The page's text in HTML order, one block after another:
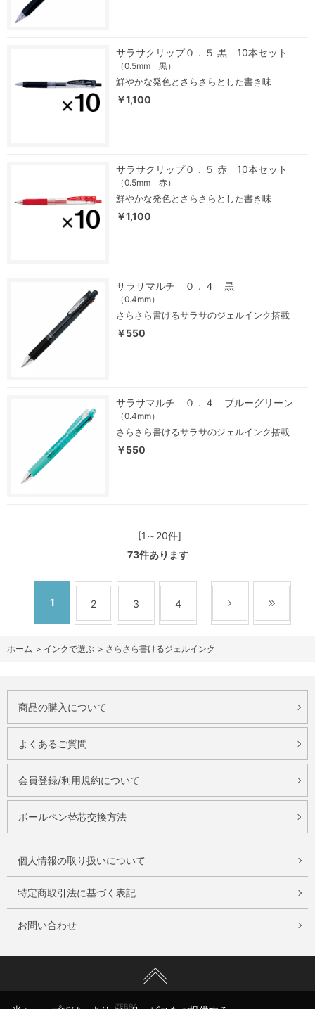
サラサクリップ０．５ 黒 10本セット
（0.5mm 黒）
鮮やかな発色とさらさらとした書き味
￥1,100
サラサクリップ０．５ 赤 10本セット
（0.5mm 赤）
鮮やかな発色とさらさらとした書き味
￥1,100
サラサマルチ ０．４ 黒
（0.4mm）
さらさら書けるサラサのジェルインク搭載
￥550
サラサマルチ ０．４ ブルーグリーン
（0.4mm）
さらさら書けるサラサのジェルインク搭載
￥550
[1～20件]
73件あります
1 2 3 4
ホーム > インクで選ぶ > さらさら書けるジェルインク
商品の購入について
よくあるご質問
会員登録/利用規約について
ボールペン替芯交換方法
個人情報の取り扱いについて
特定商取引法に基づく表記
お問い合わせ
ZEBRA